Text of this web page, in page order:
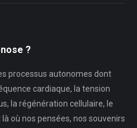
?
processus autonomes dont
cardiaque, la tension
la régénération cellulaire, le
où nos pensées, nos souvenirs